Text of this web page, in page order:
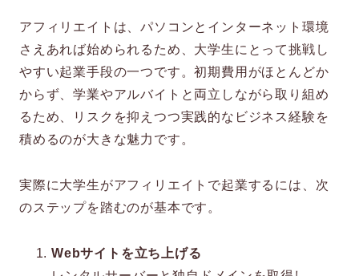
方法1.ひたすら書く
方法2.競合調査を怠らない
方法3.余力があればSNSの運用も行う
方法4.PDCAを回し続ける
学生がアフィリエイトを始める前に4つの注
意点
注意点1.すぐには稼げない
アフィリエイトは、パソコンとインターネット環境
さえあれば始められるため、大学生にとって挑戦し
やすい起業手段の一つです。初期費用がほとんどか
からず、学業やアルバイトと両立しながら取り組め
るため、リスクを抑えつつ実践的なビジネス経験を
積めるのが大きな魅力です。
実際に大学生がアフィリエイトで起業するには、次
のステップを踏むのが基本です。
Webサイトを立ち上げる